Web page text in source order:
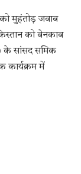
मुहंतोड़ जवाब
को बेनकाब
के सांसद समिक
कार्यक्रम में